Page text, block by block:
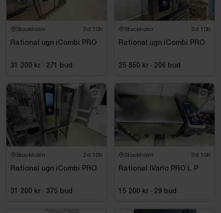
Stockholm 2d 10h
Rational ugn iCombi PRO
31 200 kr · 271 bud
Stockholm 2d 10h
Rational ugn iCombi PRO
25 850 kr · 206 bud
Stockholm 2d 10h
Rational ugn iCombi PRO
31 200 kr · 375 bud
Stockholm 2d 10h
Rational iVario PRO L P
15 200 kr · 29 bud